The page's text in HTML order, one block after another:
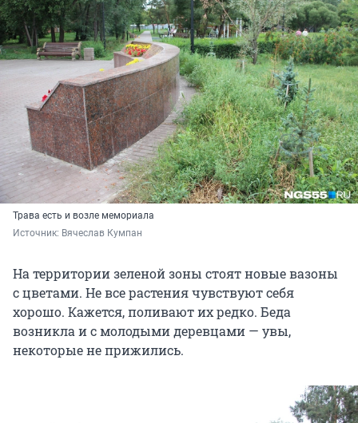
Трава есть и возле мемориала
Источник: Вячеслав Кумпан
На территории зеленой зоны стоят новые вазоны
с цветами. Не все растения чувствуют себя
хорошо. Кажется, поливают их редко. Беда
возникла и с молодыми деревцами — увы,
некоторые не прижились.